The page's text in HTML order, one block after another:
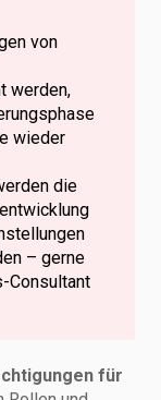
von
werden,
wieder
die
– gerne
Consultant
für